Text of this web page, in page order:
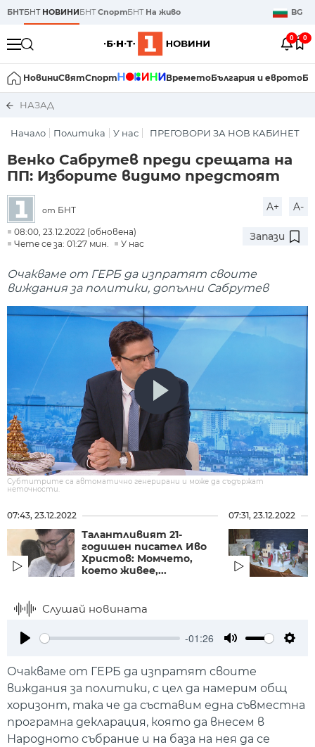
БНТБНТ НОВИНИБНТСпортБНТ На живо BG
0 0
НовиниСвятСпорт ВреметоБългария и еврото
НАЗАД
Начало Политика У нас ПРЕГОВОРИ ЗА НОВ КАБИНЕТ
Венко Сабрутев преди срещата на
ПП: Изборите видимо предстоят
от БНТ A+ A-
08:00, 23.12.2022 (обновена)
Чете се за: 01:27 мин.
У нас
Запази
Очакваме от ГЕРБ да изпратят своите
виждания за политики, допълни Сабрутев
Субтитрите са автоматично генерирани и може да съдържат
неточности.
07:43, 23.12.2022
Талантливият 21-
годишен писател Иво
Христов: Момчето,
което живее,...
07:31, 23.12.2022
Слушай новината
-01:26
Очакваме от ГЕРБ да изпратят своите
виждания за политики, с цел да намерим общ
хоризонт, така че да съставим една съвместна
програмна декларация, която да внесем в
Народното събрание и на база на нея да се